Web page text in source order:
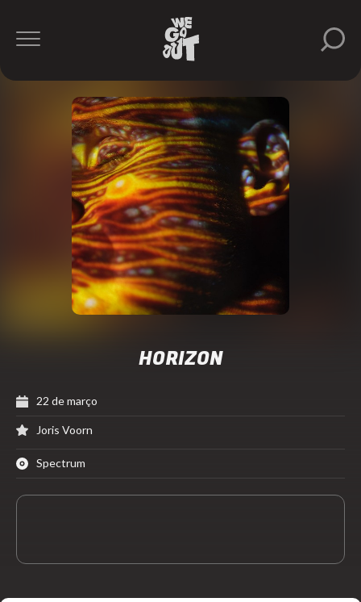
HORIZON
22 de março
Joris Voorn
Spectrum